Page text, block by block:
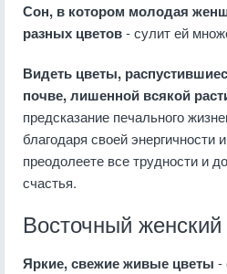
Сон, в котором молодая
разных цветов- сулит ей
Видеть цветы,
почве, лишенной всякой
предсказание печального
благодаря своей энергичности
преодолеете все трудности и
счастья.
Восточный женский
Яркие, свежие живые цветы -